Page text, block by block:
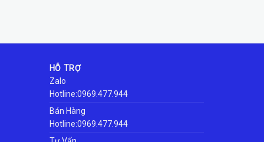
HỖ TRỢ
Zalo
Hotline:0969.477.944
Bán Hàng
Hotline:0969.477.944